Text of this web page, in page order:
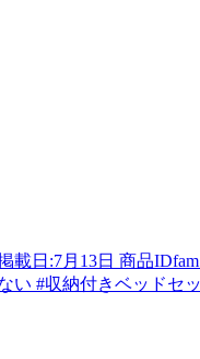
載日:7月13日 商品ID
い #収納付きベッドセ